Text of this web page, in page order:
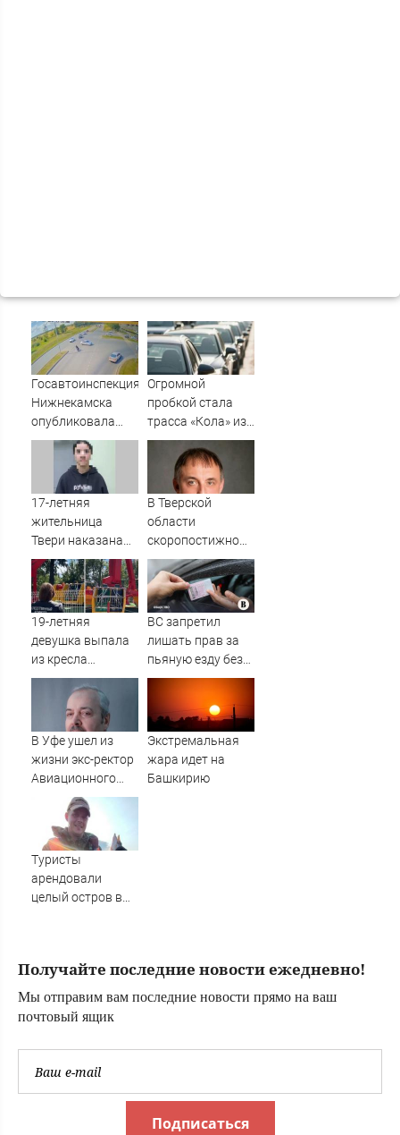
Госавтоинспекция
Нижнекамска
опубликовала
видео жесткого
ДТП с участием
питбайкера
07/08/2026 –
Огромной
пробкой стала
трасса «Кола» из-
за завалившейся
фуры
17-летняя
жительница
Твери наказана
за съемку атаки
БПЛА
В Тверской
области
скоропостижно
скончался врач и
депутат Думы
19-летняя
девушка выпала
из кресла
аттракциона
(ВИДЕО)
ВС запретил
лишать прав за
пьяную езду без
документов,
личность
В Уфе ушел из
жизни экс-ректор
Авиационного
университета
Николай Криони
Экстремальная
жара идет на
Башкирию
Туристы
арендовали
целый остров в
Получайте последние новости ежедневно!
Мы отправим вам последние новости прямо на ваш
почтовый ящик
Подписаться